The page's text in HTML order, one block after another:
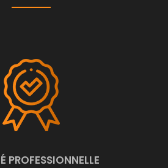
PROFESSIONNELLE